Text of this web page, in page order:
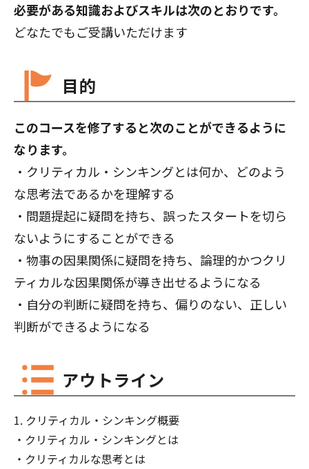
必要がある知識およびスキルは次のとおりです。
どなたでもご受講いただけます
目的
このコースを修了すると次のことができるように
なります。
・クリティカル・シンキングとは何か、どのよう
な思考法であるかを理解する
・問題提起に疑問を持ち、誤ったスタートを切ら
ないようにすることができる
・物事の因果関係に疑問を持ち、論理的かつクリ
ティカルな因果関係が導き出せるようになる
・自分の判断に疑問を持ち、偏りのない、正しい
判断ができるようになる
アウトライン
クリティカル・シンキング概要
クリティカル・シンキングとは
クリティカルな思考とは